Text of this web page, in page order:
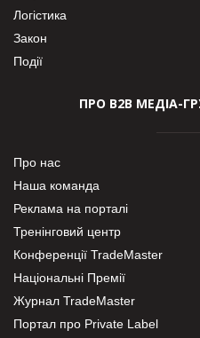
Логістика
Закон
Події
ПРО В2В МЕДІА-
Про нас
Наша команда
Реклама на порталі
Тренінговий центр
Конференції TradeMaster
Національні Премії
Журнал TradeMaster
Портал про Private Label